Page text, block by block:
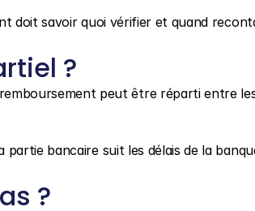
doit savoir quoi vérifier et quand
?
peut être réparti entre
bancaire suit les délais de la
?